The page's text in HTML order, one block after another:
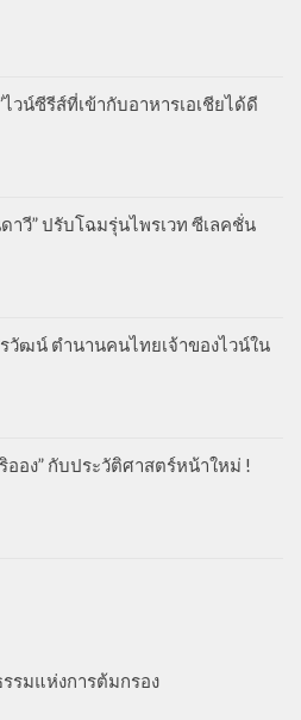
ไวน์ซีรีส์ที่เข้ากับอาหารเอเชียได้ดี
าวี” ปรับโฉมรุ่นไพรเวท ซีเลคชั่น
วัฒน์ ตำนานคนไทยเจ้าของไวน์ใน
ออง” กับประวัติศาสตร์หน้าใหม่ !
รรมแห่งการต้มกรอง